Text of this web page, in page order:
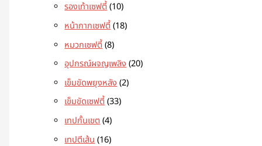
รองเท้าเซฟตี้ 10
หน้ากากเซฟตี้ 18
หมวกเซฟตี้ 8
อุปกรณ์ผจญเพลิง 20
เข็มขัดพยุงหลัง 2
เข็มขัดเซฟตี้ 33
เทปกั้นเขต 4
เทปตีเส้น 16